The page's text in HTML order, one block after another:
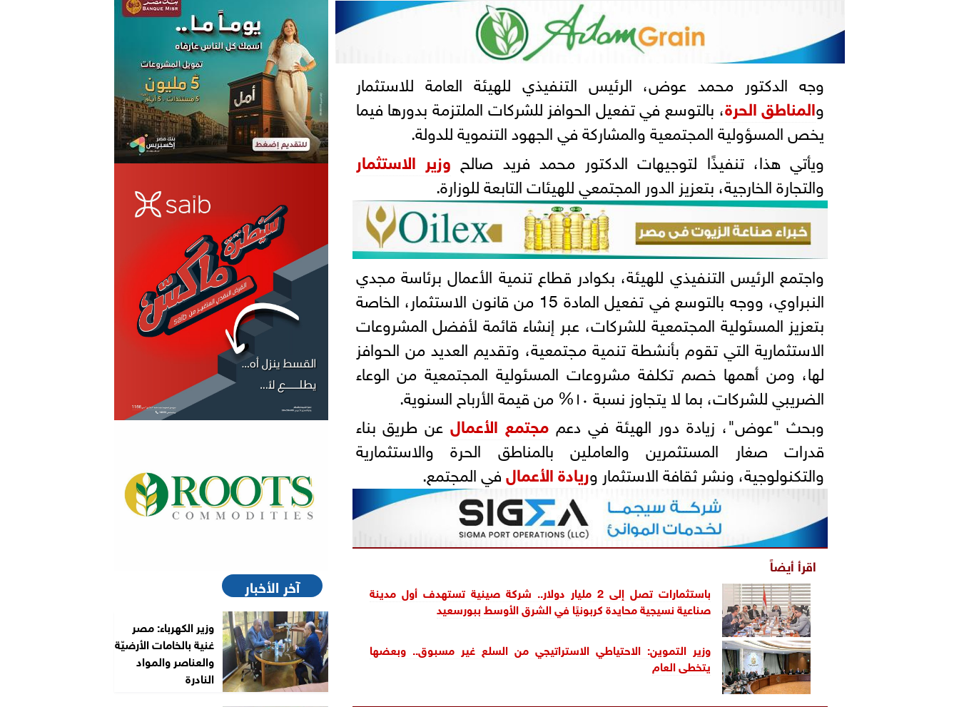
وجه الدكتور محمد عوض، الرئيس التنفيذي للهيئة العامة للاستثمار
والمناطق الحرة، بالتوسع في تفعيل الحوافز للشركات الملتزمة بدورها فيما
يخص المسؤولية المجتمعية والمشاركة في الجهود التنموية للدولة.
ويأتي هذا، تنفيذًا لتوجيهات الدكتور محمد فريد صالح وزير الاستثمار
والتجارة الخارجية، بتعزيز الدور المجتمعي للهيئات التابعة للوزارة.
واجتمع الرئيس التنفيذي للهيئة، بكوادر قطاع تنمية الأعمال برئاسة مجدي
النبراوي، ووجه بالتوسع في تفعيل المادة 15 من قانون الاستثمار، الخاصة
بتعزيز المسئولية المجتمعية للشركات، عبر إنشاء قائمة لأفضل المشروعات
الاستثمارية التي تقوم بأنشطة تنمية مجتمعية، وتقديم العديد من الحوافز
لها، ومن أهمها خصم تكلفة مشروعات المسئولية المجتمعية من الوعاء
الضريبي للشركات، بما لا يتجاوز نسبة ١٠% من قيمة الأرباح السنوية.
وبحث "عوض"، زيادة دور الهيئة في دعم مجتمع الأعمالعن طريق بناء
قدرات صغار المستثمرين والعاملين بالمناطق الحرة والاستثمارية
والتكنولوجية، ونشر ثقافة الاستثمار وريادة الأعمالفي المجتمع.
اقرأ أيضاً
باستثمارات تصل إلى 2 مليار دولار.. شركة صينية تستهدف أول مدينة
صناعية نسيجية محايدة كربونيًا في الشرق الأوسط ببورسعيد
وزير التموين: الاحتياطي الاستراتيجي من السلع غير مسبوق.. وبعضها
يتخطى العام
آخر الأخبار
وزير الكهرباء: مصر
غنية بالخامات الأرضيّة
والعناصر والمواد
النادرة